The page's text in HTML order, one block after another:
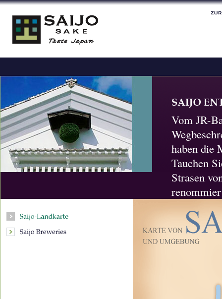
Vom JR-
haben die
Tauchen
Strasen